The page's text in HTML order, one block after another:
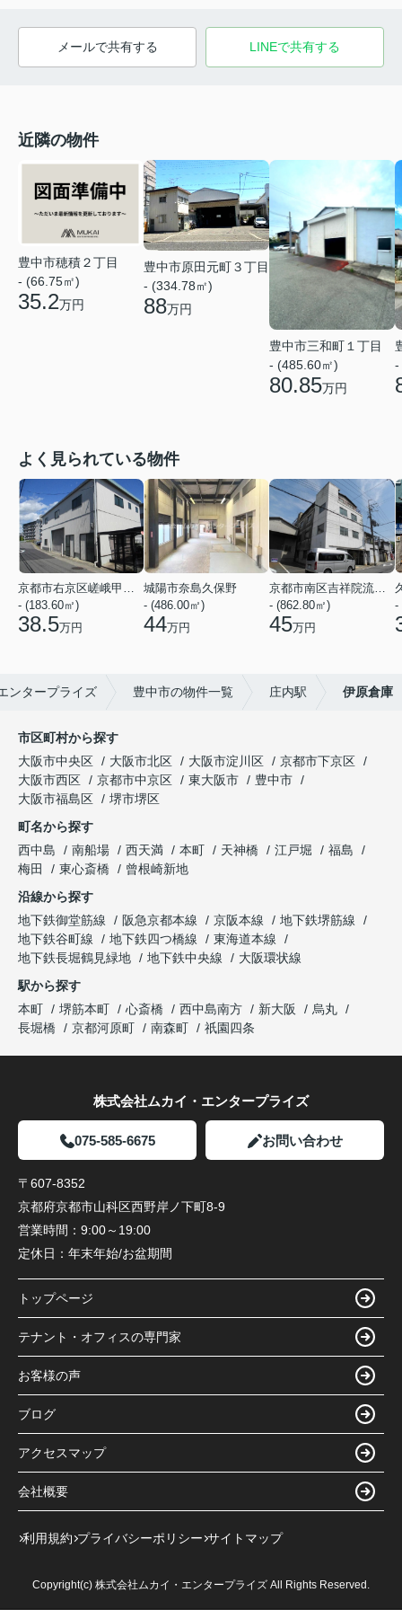
メールで共有する LINEで共有する
近隣の物件
豊中市穂積２丁目
- (66.75㎡)
35.2万円
豊中市原田元町３丁目
- (334.78㎡)
88万円
豊中市三和町１丁目
- (485.60㎡)
80.85万円
-
よく見られている物件
京都市右京区嵯峨甲塚町
- (183.60㎡)
38.5万円
城陽市奈島久保野
- (486.00㎡)
44万円
京都市南区吉祥院流作町
- (862.80㎡)
45万円
-
ンタープライズ 豊中市の物件一覧 庄内駅 伊原倉庫
市区町村から探す
大阪市中央区
大阪市北区 大阪市淀川区
京都市下京区
大阪市西区
京都市中京区 東大阪市
豊中市
大阪市福島区
堺市堺区
町名から探す
西中島
南船場 西天満 本町 天神橋 江戸堀
福島
梅田
東心斎橋
曾根崎新地
沿線から探す
地下鉄御堂筋線
阪急京都本線 京阪本線
地下鉄堺筋線
地下鉄谷町線
地下鉄四つ橋線
東海道本線
地下鉄長堀鶴見緑地
地下鉄中央線
大阪環状線
駅から探す
本町
堺筋本町 心斎橋 西中島南方 新大阪
烏丸
長堀橋
京都河原町 南森町 祇園四条
株式会社ムカイ・エンタープライズ
075-585-6675 お問い合わせ
〒607-8352
京都府京都市山科区西野岸ノ下町8-9
営業時間： 9:00～19:00
定休日： 年末年始/お盆期間
トップページ
テナント・オフィスの専門家
お客様の声
ブログ
アクセスマップ
会社概要
利用規約 プライバシーポリシー サイトマップ
Copyright(c) 株式会社ムカイ・エンタープライズ All Rights Reserved.